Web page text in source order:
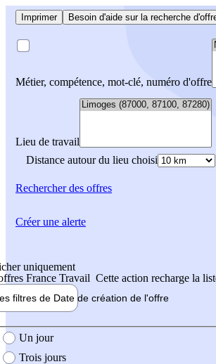
Imprimer Besoin d'aide sur la recherche
Métier, compétence, mot-clé, numéro d'offre
Lieu de travail
Distance autour du lieu choisi
Rechercherdes offres
uniquement
France Travail Cette action recharge la
filtres de Date de création de l'offre
création de l'offre
Un jour
Trois jours
Créer une alerte